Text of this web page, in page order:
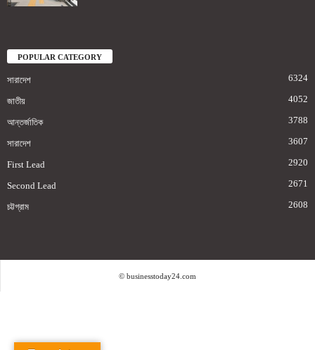
POPULAR CATEGORY
সারাদেশ 6324
জাতীয় 4052
আন্তর্জাতিক 3788
সারাদেশ 3607
First Lead 2920
Second Lead 2671
চট্টগ্রাম 2608
© businesstoday24.com